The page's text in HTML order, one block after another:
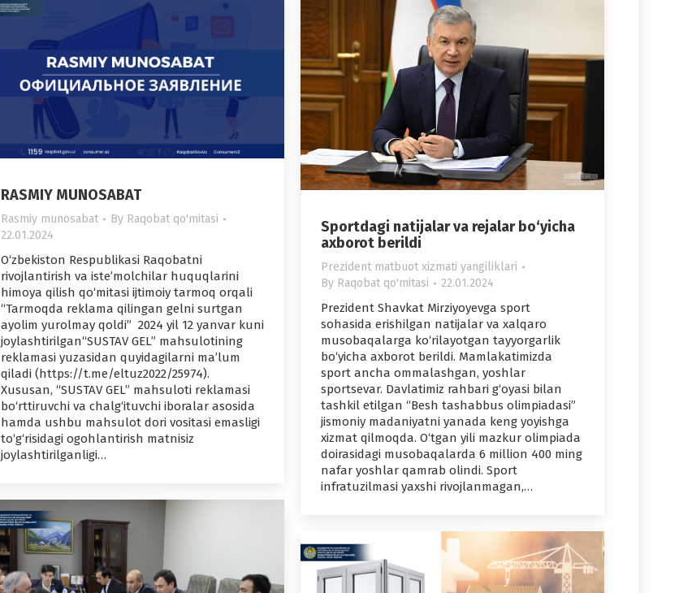
RASMIY MUNOSABAT
Rasmiy munosabat By Raqobat qo'mitasi
22.01.2024
O‘zbekiston Respublikasi Raqobatni
rivojlantirish va iste’molchilar huquqlarini
himoya qilish qo‘mitasi ijtimoiy tarmoq orqali
“Tarmoqda reklama qilingan gelni surtgan
ayolim yurolmay qoldi” 2024 yil 12 yanvar kuni
joylashtirilgan“SUSTAV GEL” mahsulotining
reklamasi yuzasidan quyidagilarni ma’lum
qiladi (https://t.me/eltuz2022/25974).
Xususan, “SUSTAV GEL” mahsuloti reklamasi
bo‘rttiruvchi va chalg‘ituvchi iboralar asosida
hamda ushbu mahsulot dori vositasi emasligi
to‘g‘risidagi ogohlantirish matnisiz
joylashtirilganligi…
Sportdagi natijalar va rejalar bo‘yicha
axborot berildi
Prezident matbuot xizmati yangiliklari
By Raqobat qo'mitasi 22.01.2024
Prezident Shavkat Mirziyoyevga sport
sohasida erishilgan natijalar va xalqaro
musobaqalarga ko‘rilayotgan tayyorgarlik
bo‘yicha axborot berildi. Mamlakatimizda
sport ancha ommalashgan, yoshlar
sportsevar. Davlatimiz rahbari g‘oyasi bilan
tashkil etilgan “Besh tashabbus olimpiadasi”
jismoniy madaniyatni yanada keng yoyishga
xizmat qilmoqda. O‘tgan yili mazkur olimpiada
doirasidagi musobaqalarda 6 million 400 ming
nafar yoshlar qamrab olindi. Sport
infratuzilmasi yaxshi rivojlanmagan,…